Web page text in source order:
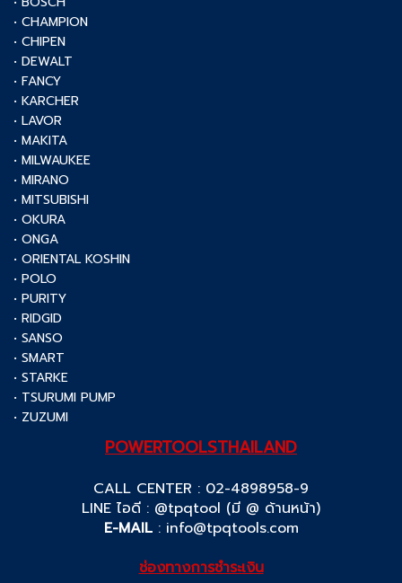
• CHAMPION
• CHIPEN
• DEWALT
• FANCY
• KARCHER
• LAVOR
• MAKITA
• MILWAUKEE
• MIRANO
• MITSUBISHI
• OKURA
• ONGA
• ORIENTAL KOSHIN
• POLO
• PURITY
• RIDGID
• SANSO
• SMART
• STARKE
• TSURUMI PUMP
• ZUZUMI
POWERTOOLSTHAILAND
CALL CENTER : 02-4898958-9
LINE ไอดี : @tpqtool (มี @ ด้านหน้า)
E-MAIL: info@tpqtools.com
ช่องทางการชำระเงิน